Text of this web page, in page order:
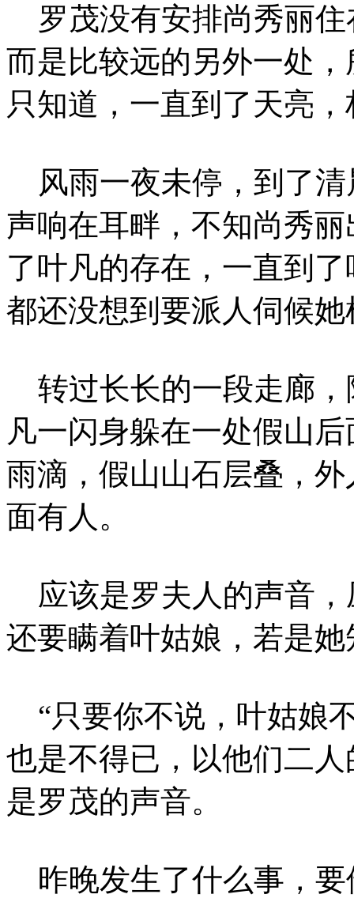
罗茂没有安排尚秀丽住
而是比较远的另外一处
只知道，一直到了天亮
风雨一夜未停，到了清
声响在耳畔，不知尚秀
了叶凡的存在，一直到
都还没想到要派人伺候她
转过长长的一段走廊，
凡一闪身躲在一处假山
雨滴，假山山石层叠，
面有人。
应该是罗夫人的声音，
还要瞒着叶姑娘，若是
“只要你不说，叶姑娘
也是不得已，以他们二
是罗茂的声音。
昨晚发生了什么事，要